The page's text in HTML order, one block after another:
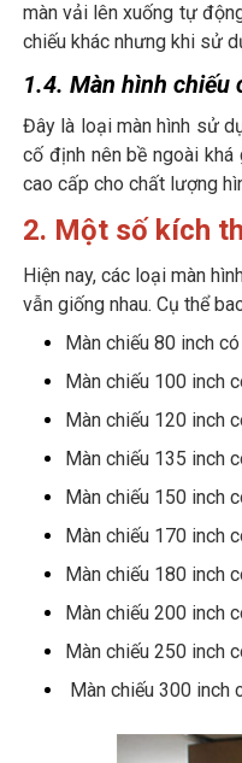
màn vải lên xuống tự
chiếu khác nhưng khi sử
1.4. Màn hình chiếu
Đây là loại màn hình sử
cố định nên bề ngoài
cao cấp cho chất lượng
2. Một số kích
Hiện nay, các loại màn
vẫn giống nhau. Cụ thể
Màn chiếu 80 inch
Màn chiếu 100 inch
Màn chiếu 120 inch
Màn chiếu 135 inch
Màn chiếu 150 inch
Màn chiếu 170 inch
Màn chiếu 180 inch
Màn chiếu 200 inch
Màn chiếu 250 inch
Màn chiếu 300 inch